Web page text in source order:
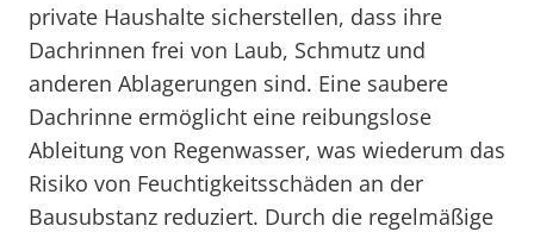
private Haushalte sicherstellen, dass ihre
Dachrinnen frei von Laub, Schmutz und
anderen Ablagerungen sind. Eine saubere
Dachrinne ermöglicht eine reibungslose
Ableitung von Regenwasser, was wiederum das
Risiko von Feuchtigkeitsschäden an der
Bausubstanz reduziert. Durch die regelmäßige